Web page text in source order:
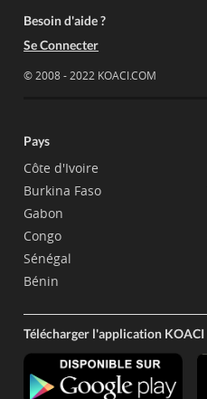
Besoin d'aide ?
Se Connecter
© 2008 - 2022 KOACI.COM
Pays
Côte d'Ivoire
Burkina Faso
Gabon
Congo
Sénégal
Bénin
Télécharger l'application KOACI